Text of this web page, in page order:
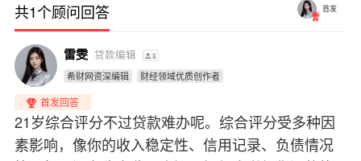
共1个顾问回答 首发
雷雯 贷款编辑
希财网资深编辑 财经领域优质创作者
首发回答
21岁综合评分不过贷款难办呢。综合评分受多种因
素影响，像你的收入稳定性、信用记录、负债情况